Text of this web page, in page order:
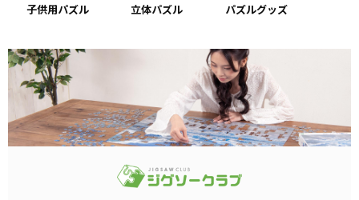
子供用パズル 立体パズル パズルグッズ